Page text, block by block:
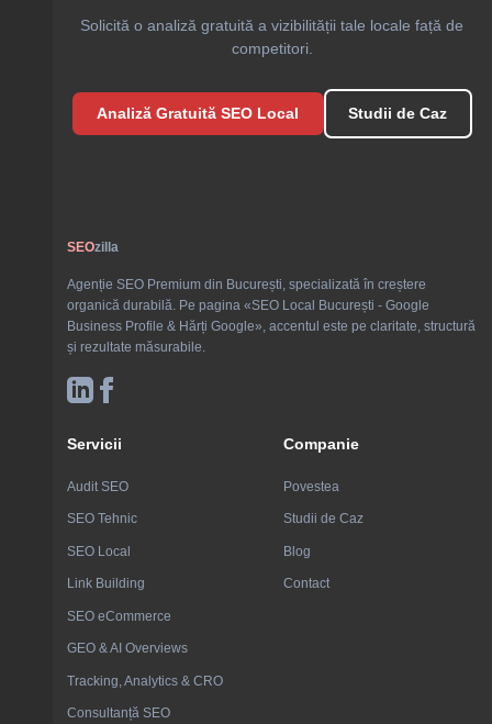
Solicită o analiză gratuită a vizibilității tale locale față de
competitori.
Analiză Gratuită SEO Local Studii de Caz
SEOzilla
Agenție SEO Premium din București, specializată în creștere
organică durabilă. Pe pagina «SEO Local București - Google
Business Profile & Hărți Google», accentul este pe claritate, structură
și rezultate măsurabile.
Servicii
Audit SEO
SEO Tehnic
SEO Local
Link Building
SEO eCommerce
GEO & AI Overviews
Tracking, Analytics & CRO
Consultanță SEO
Companie
Povestea
Studii de Caz
Blog
Contact